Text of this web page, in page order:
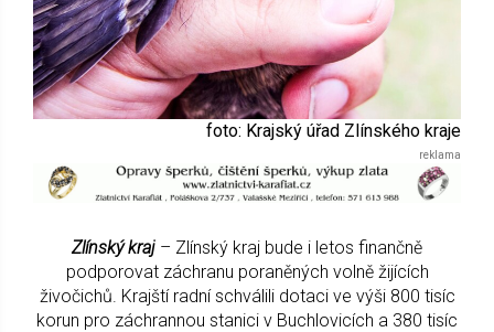
foto: Krajský úřad Zlínského kraje
Zlínský kraj – Zlínský kraj bude i letos finančně
podporovat záchranu poraněných volně žijících
živočichů. Krajští radní schválili dotaci ve výši 800 tisíc
korun pro záchrannou stanici v Buchlovicích a 380 tisíc